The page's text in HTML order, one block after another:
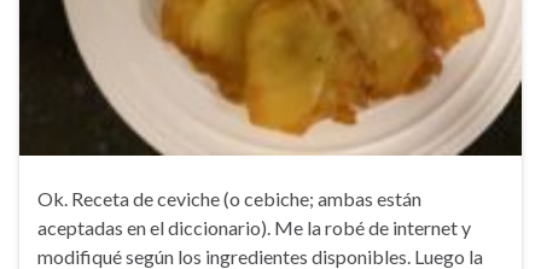
Ok. Receta de ceviche (o cebiche; ambas están
aceptadas en el diccionario). Me la robé de internet y
modifiqué según los ingredientes disponibles. Luego la